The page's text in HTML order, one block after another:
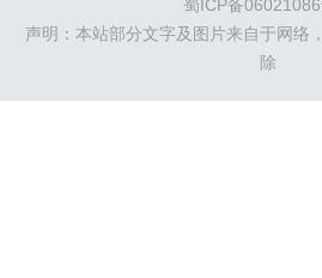
最有名的省中
蜀ICP备06021086
声明：本站部分文字及图片来自于网络
除